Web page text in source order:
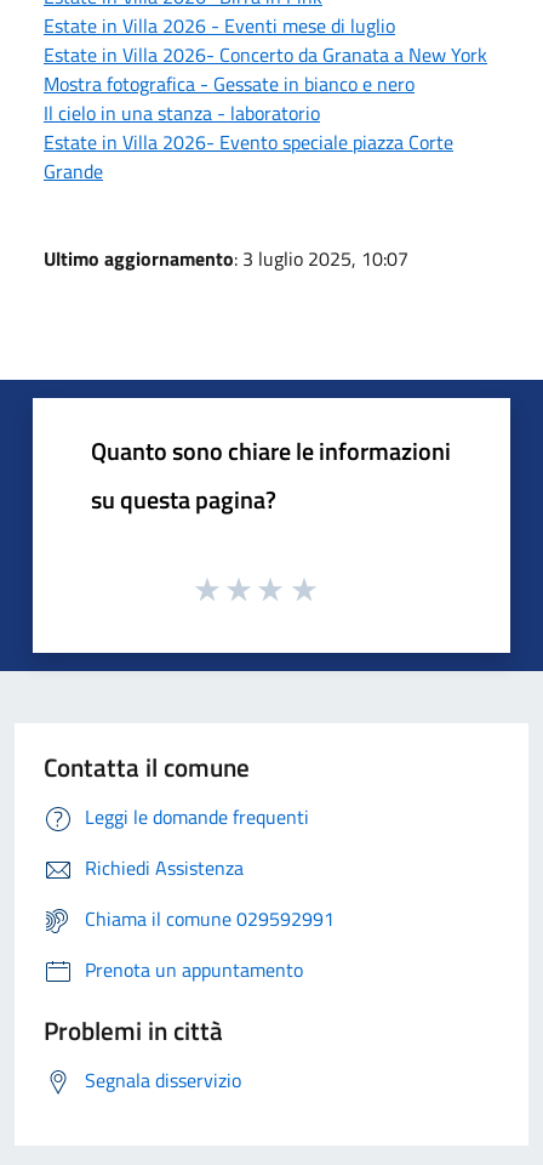
Estate in Villa 2026 - Eventi mese di luglio
Estate in Villa 2026- Concerto da Granata a New York
Mostra fotografica - Gessate in bianco e nero
Il cielo in una stanza - laboratorio
Estate in Villa 2026- Evento speciale piazza Corte
Grande
Ultimo aggiornamento: 3 luglio 2025, 10:07
Quanto sono chiare le informazioni
su questa pagina?
Contatta il comune
Leggi le domande frequenti
Richiedi Assistenza
Chiama il comune 029592991
Prenota un appuntamento
Problemi in città
Segnala disservizio